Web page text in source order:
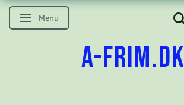
Skifte navigation
Menu
A-FRIM.DK